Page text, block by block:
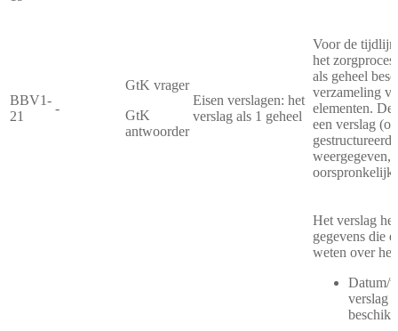
BBV1-
21
-
GtK vrager
GtK
antwoorder
Eisen verslagen: het
verslag als 1 geheel
Voor de
het
als geheel
verzameling
elementen.
een verslag
weergegeven,
Het verslag
gegevens die
weten over
Datum/
verslag